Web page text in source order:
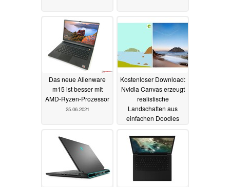
Das neue Alienware
m15 ist besser mit
AMD-Ryzen-Prozessor
25.06.2021
Kostenloser Download:
Nvidia Canvas erzeugt
realistische
Landschaften aus
einfachen Doodles